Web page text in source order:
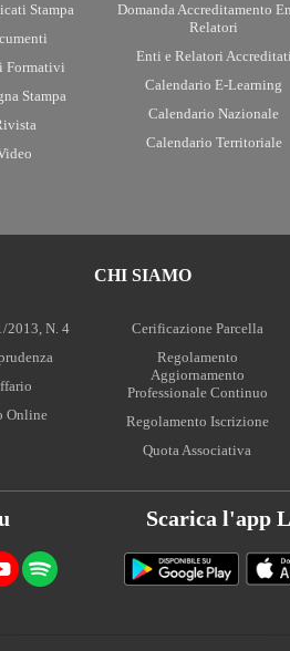
Stampa
Formativi
Stampa
Domanda Accreditamento
Relatori
Enti e Relatori Accreditati
Calendario E-Learning
Calendario Nazionale
Calendario Territoriale
CHI SIAMO
2013, N. 4
Online
Cerificazione Parcella
Regolamento
Aggiornamento
Professionale Continuo
Regolamento Iscrizione
Quota Associativa
Scarica l'app